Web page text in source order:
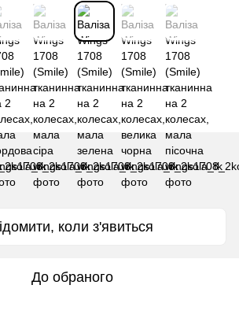
коли з'явиться
До обраного